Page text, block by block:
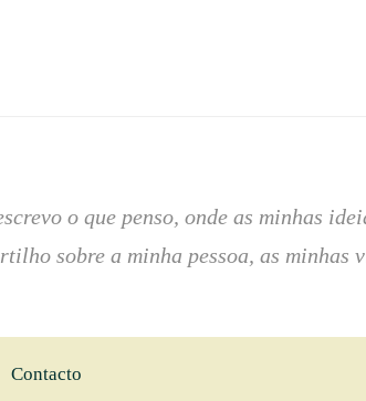
o que penso, onde as minhas
sobre a minha pessoa, as minhas
Contacto